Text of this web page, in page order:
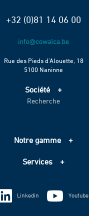
+32 (0)81 14 06 00
Rue des Pieds d’Alouette, 18
5100 Naninne
Société
Accueil
Échelle de performance CO2
Recherche
Notre gamme
Assainissement
Techniques spéciales
Services
Information sur les cookies
Vie privée
Linkedin Youtube